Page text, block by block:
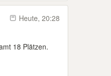
Heute, 20:28
18 Plätzen.